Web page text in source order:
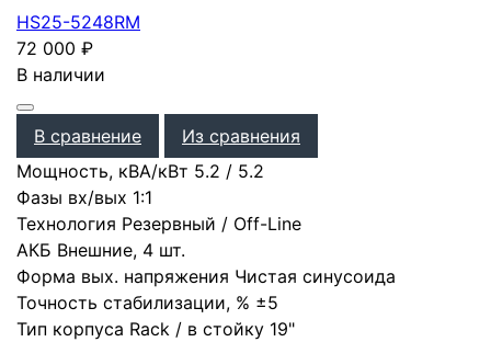
HS25-5248RM
72 000 ₽
В наличии
В сравнение
Из сравнения
Мощность, кВА/кВт 5.2 / 5.2
Фазы вх/вых 1:1
Технология Резервный / Off-Line
АКБ Внешние, 4 шт.
Форма вых. напряжения Чистая синусоида
Точность стабилизации, % ±5
Тип корпуса Rack / в стойку 19"